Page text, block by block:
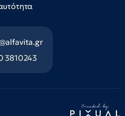
3810243